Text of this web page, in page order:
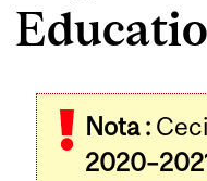
Nota :
Related
Content